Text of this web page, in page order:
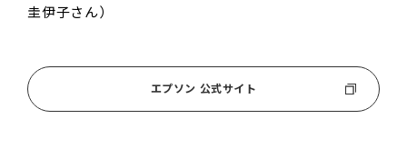
圭伊子さん）
エプソン 公式サイト